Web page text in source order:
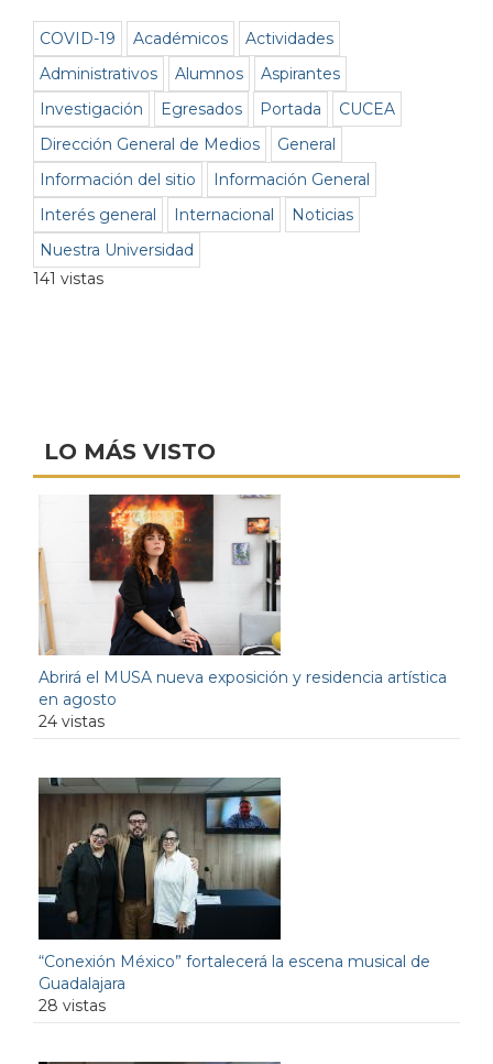
COVID-19 Académicos
Actividades
Administrativos
Alumnos
Aspirantes
Investigación
Egresados Portada
CUCEA
Dirección General de Medios
General
Información del sitio
Información General
Interés general
Internacional
Noticias
Nuestra Universidad
141 vistas
LO MÁS VISTO
Abrirá el MUSA nueva exposición y residencia artística
en agosto
24 vistas
“Conexión México” fortalecerá la escena musical de
Guadalajara
28 vistas